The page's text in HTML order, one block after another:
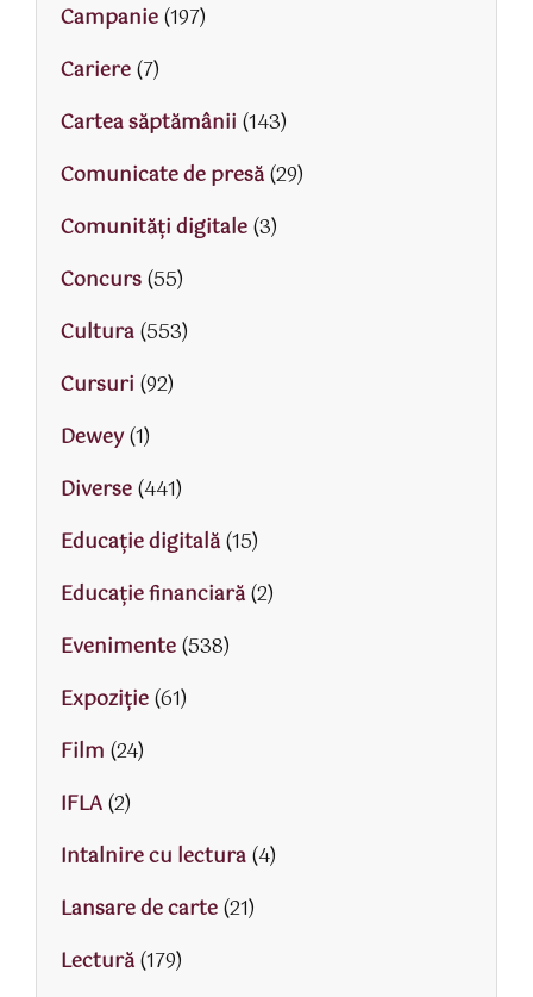
Campanie(197)
Cariere(7)
Cartea săptămânii (143)
Comunicate de presă(29)
Comunități digitale(3)
Concurs(55)
Cultura(553)
Cursuri (92)
Dewey(1)
Diverse(441)
Educaţie digitală(15)
Educaţie financiară(2)
Evenimente(538)
Expoziție(61)
Film (24)
IFLA(2)
Intalnire cu lectura(4)
Lansare de carte(21)
Lectură(179)